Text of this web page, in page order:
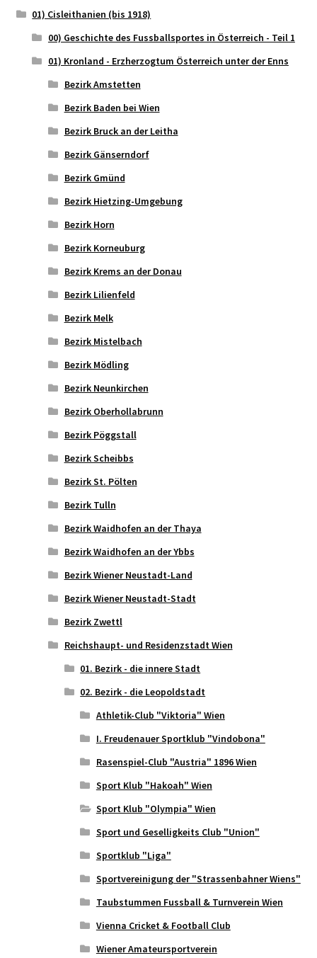
01) Cisleithanien (bis 1918)
00) Geschichte des Fussballsportes in Österreich - Teil 1
01) Kronland - Erzherzogtum Österreich unter der Enns
Bezirk Amstetten
Bezirk Baden bei Wien
Bezirk Bruck an der Leitha
Bezirk Gänserndorf
Bezirk Gmünd
Bezirk Hietzing-Umgebung
Bezirk Horn
Bezirk Korneuburg
Bezirk Krems an der Donau
Bezirk Lilienfeld
Bezirk Melk
Bezirk Mistelbach
Bezirk Mödling
Bezirk Neunkirchen
Bezirk Oberhollabrunn
Bezirk Pöggstall
Bezirk Scheibbs
Bezirk St. Pölten
Bezirk Tulln
Bezirk Waidhofen an der Thaya
Bezirk Waidhofen an der Ybbs
Bezirk Wiener Neustadt-Land
Bezirk Wiener Neustadt-Stadt
Bezirk Zwettl
Reichshaupt- und Residenzstadt Wien
01. Bezirk - die innere Stadt
02. Bezirk - die Leopoldstadt
Athletik-Club "Viktoria" Wien
I. Freudenauer Sportklub "Vindobona"
Rasenspiel-Club "Austria" 1896 Wien
Sport Klub "Hakoah" Wien
Sport Klub "Olympia" Wien
Sport und Geselligkeits Club "Union"
Sportklub "Liga"
Sportvereinigung der "Strassenbahner Wiens"
Taubstummen Fussball & Turnverein Wien
Vienna Cricket & Football Club
Wiener Amateursportverein